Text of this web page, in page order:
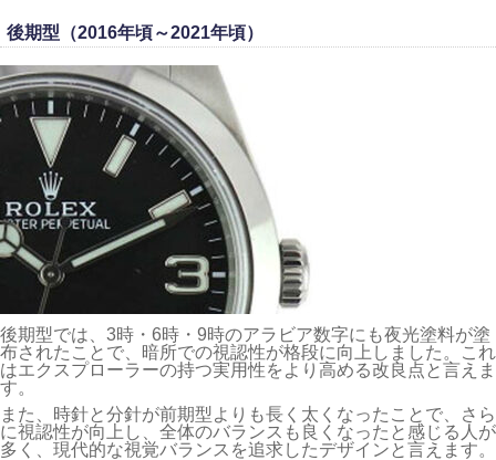
後期型（2016年頃～2021年頃）
後期型では、3時・6時・9時のアラビア数字にも夜光塗料が塗
布されたことで、暗所での視認性が格段に向上しました。これ
はエクスプローラーの持つ実用性をより高める改良点と言えま
す。
また、時針と分針が前期型よりも長く太くなったことで、さら
に視認性が向上し、全体のバランスも良くなったと感じる人が
多く、現代的な視覚バランスを追求したデザインと言えます。